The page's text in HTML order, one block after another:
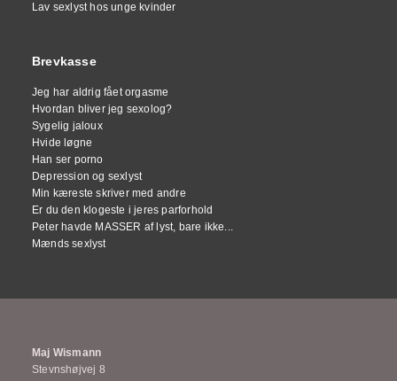
Lav sexlyst hos unge kvinder
Brevkasse
Jeg har aldrig fået orgasme
Hvordan bliver jeg sexolog?
Sygelig jaloux
Hvide løgne
Han ser porno
Depression og sexlyst
Min kæreste skriver med andre
Er du den klogeste i jeres parforhold
Peter havde MASSER af lyst, bare ikke...
Mænds sexlyst
Maj Wismann
Stevnshøjvej 8